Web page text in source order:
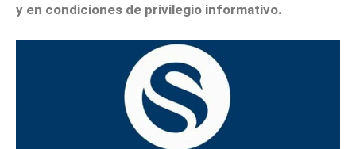
y en condiciones de privilegio informativo.